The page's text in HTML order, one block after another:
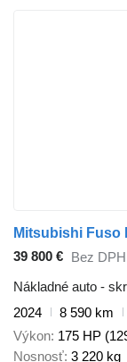
39 800 € Bez DPH
Nákladné auto -
2024
8 590 km
Výkon 175 HP
Nosnosť 3 220 kg